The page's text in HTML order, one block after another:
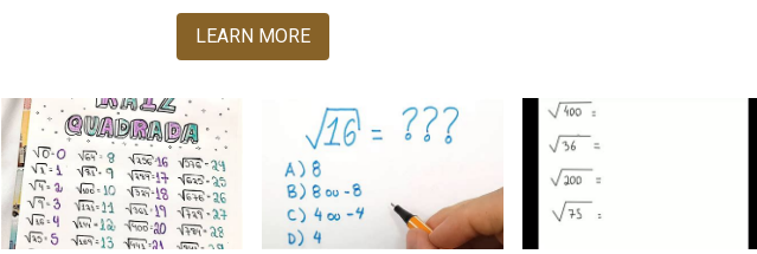
LEARN MORE